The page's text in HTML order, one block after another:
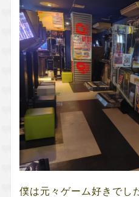
僕は元々ゲーム好きでし